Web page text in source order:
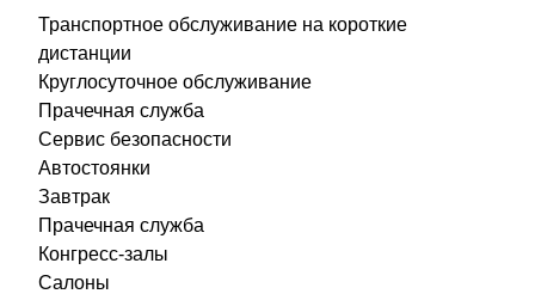
Транспортное обслуживание на короткие
дистанции
Круглосуточное обслуживание
Прачечная служба
Сервис безопасности
Автостоянки
Завтрак
Прачечная служба
Конгресс-залы
Салоны